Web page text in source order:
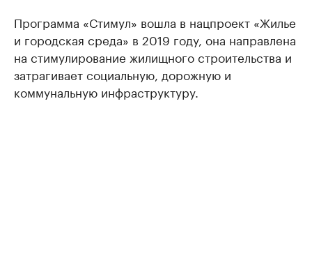
Программа «Стимул» вошла в нацпроект «Жилье
и городская среда» в 2019 году, она направлена
на стимулирование жилищного строительства и
затрагивает социальную, дорожную и
коммунальную инфраструктуру.